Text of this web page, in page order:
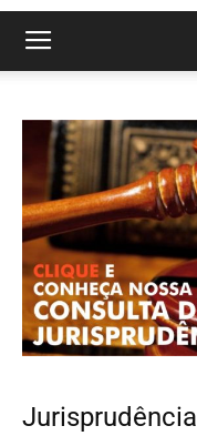
Jurisprudência